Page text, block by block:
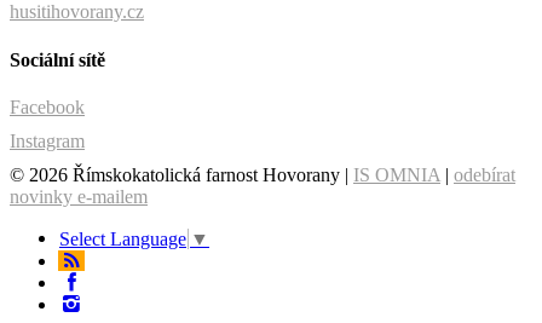
husitihovorany.cz
Sociální sítě
Facebook
Instagram
© 2026 Římskokatolická farnost Hovorany | IS OMNIA | odebírat
novinky e-mailem
Select Language ▼